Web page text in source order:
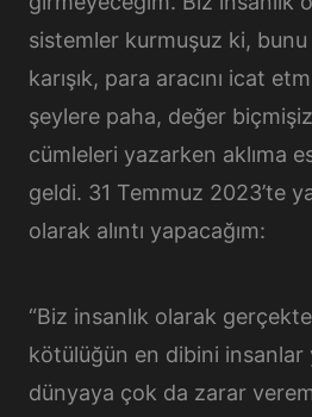
sistemler kurmuşuz ki,
karışık, para aracını icat
şeylere paha, değer
cümleleri yazarken aklıma
geldi. 31 Temmuz 2023’te
olarak alıntı yapacağım:
“Biz insanlık olarak
kötülüğün en dibini insanlar
dünyaya çok da zarar